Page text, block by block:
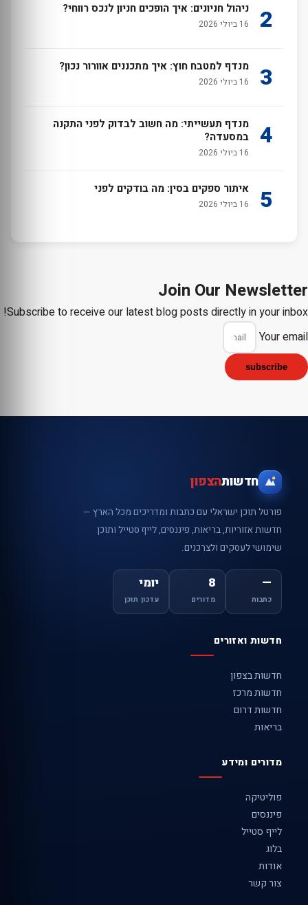
2 ניהול חניונים: איך הופכים חניון לנכס רווחי?
16 ביולי 2026
3 מנדף למטבח חוץ: איך מתכננים אוורור נכון?
16 ביולי 2026
4
מנדף תעשייתי: מה חשוב לבדוק לפני התקנה
במסעדה?
16 ביולי 2026
5 איתור ספקים בסין: מה בודקים לפני
16 ביולי 2026
Join Our Newsletter
Subscribe to receive our latest blog posts directly in your inbox!
Your email
subscribe
חדשותהצפון
פורטל תוכן ישראלי עם כתבות ומדריכים מכל הארץ —
חדשות אזוריות, בריאות, פיננסים, לייף סטייל ותוכן
שימושי לעסקים ולצרכנים.
—
כתבות
8
מדורים
יומי
עדכון תוכן
חדשות ואזורים
חדשות בצפון
חדשות מרכז
חדשות דרום
בריאות
מדורים ומידע
פוליטיקה
פיננסים
לייף סטייל
בלוג
אודות
צור קשר